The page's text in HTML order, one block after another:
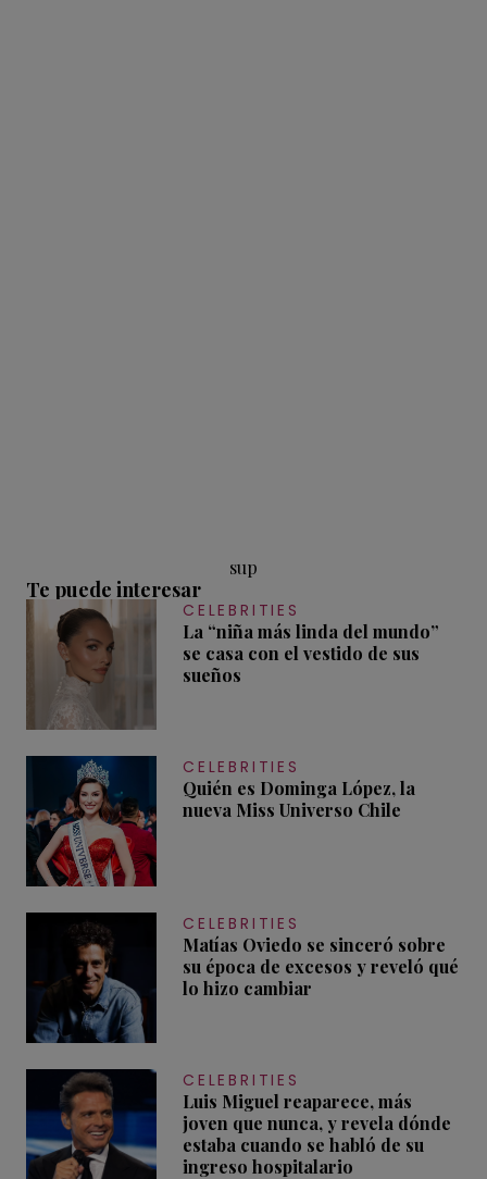
sup
Te puede interesar
CELEBRITIES
La “niña más linda del mundo”
se casa con el vestido de sus
sueños
CELEBRITIES
Quién es Dominga López, la
nueva Miss Universo Chile
CELEBRITIES
Matías Oviedo se sinceró sobre
su época de excesos y reveló qué
lo hizo cambiar
CELEBRITIES
Luis Miguel reaparece, más
joven que nunca, y revela dónde
estaba cuando se habló de su
ingreso hospitalario